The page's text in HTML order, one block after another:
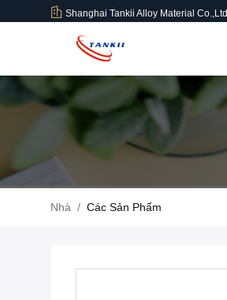
Shanghai Tankii Alloy Material Co.,Ltd
Nhà / Các Sản Phẩm